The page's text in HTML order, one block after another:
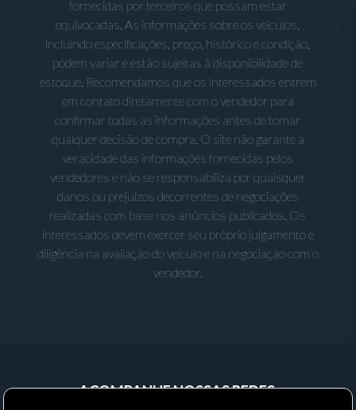
fornecidas por terceiros que possam estar
equivocadas. As informações sobre os veículos,
incluindo especificações, preço, histórico e condição,
podem variar e estão sujeitas à disponibilidade de
estoque. Recomendamos que os interessados entrem
em contato diretamente com o vendedor para
confirmar todas as informações antes de tomar
qualquer decisão de compra. O site não garante a
veracidade das informações fornecidas pelos
vendedores e não se responsabiliza por quaisquer
danos ou prejuízos decorrentes de negociações
realizadas com base nos anúncios publicados. Os
interessados devem exercer seu próprio julgamento e
diligência na avaliação do veículo e na negociação com o
vendedor.
ACOMPANHE NOSSAS REDES: